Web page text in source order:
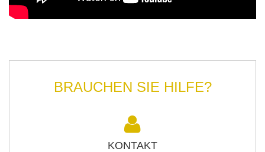
BRAUCHEN SIE HILFE?
KONTAKT